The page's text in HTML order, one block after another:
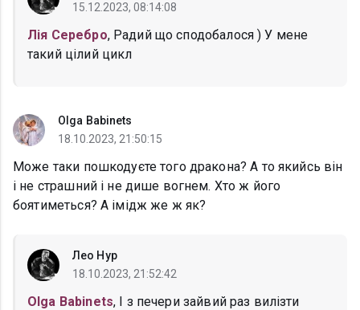
15.12.2023, 08:14:08
Лія Серебро, Радий що сподобалося ) У мене
такий цiлий цикл
Olga Babinets
18.10.2023, 21:50:15
Може таки пошкодуєте того дракона? А то якийсь він
і не страшний і не дише вогнем. Хто ж його
боятиметься? А імідж же ж як?
Лео Нур
18.10.2023, 21:52:42
Olga Babinets, I з печери зайвий раз вилiзти